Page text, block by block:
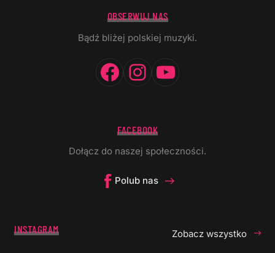
OBSERWUJ NAS
Bądź bliżej polskiej muzyki.
Facebook
Instagram
FACEBOOK
Dołącz do naszej społeczności.
Polub nas
INSTAGRAM Zobacz wszystko